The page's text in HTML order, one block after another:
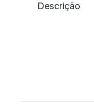
Descrição